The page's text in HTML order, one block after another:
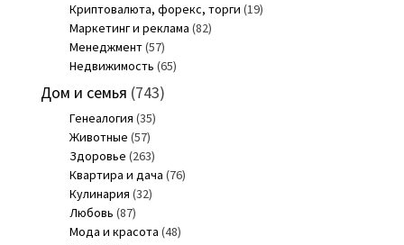
Криптовалюта, форекс, торги (19)
Маркетинг и реклама (82)
Менеджмент(57)
Недвижимость (65)
Дом и семья (743)
Генеалогия (35)
Животные (57)
Здоровье (263)
Квартира и дача (76)
Кулинария (32)
Любовь (87)
Мода и красота (48)